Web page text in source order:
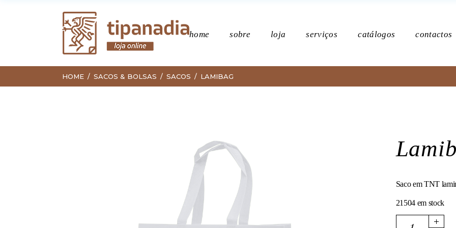
home sobre loja serviços catálogos contactos
HOME SACOS & BOLSAS SACOS LAMIBAG
Saco em TNT
21504 em stock
Lamibag quantity